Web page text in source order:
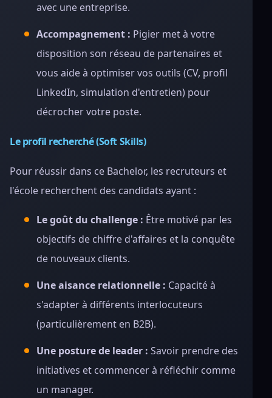
avec une entreprise.
Accompagnement : Pigier met à votre
disposition son réseau de partenaires et
vous aide à optimiser vos outils (CV, profil
LinkedIn, simulation d'entretien) pour
décrocher votre poste.
Le profil recherché (Soft Skills)
Pour réussir dans ce Bachelor, les recruteurs et
l'école recherchent des candidats ayant :
Le goût du challenge : Être motivé par les
objectifs de chiffre d'affaires et la conquête
de nouveaux clients.
Une aisance relationnelle : Capacité à
s'adapter à différents interlocuteurs
(particulièrement en B2B).
Une posture de leader : Savoir prendre des
initiatives et commencer à réfléchir comme
un manager.